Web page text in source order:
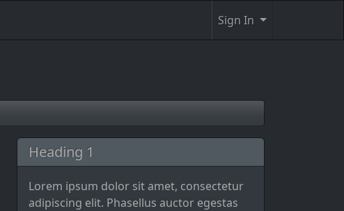
Sign In
Heading 1
Lorem ipsum dolor sit amet, consectetur
adipiscing elit. Phasellus auctor egestas